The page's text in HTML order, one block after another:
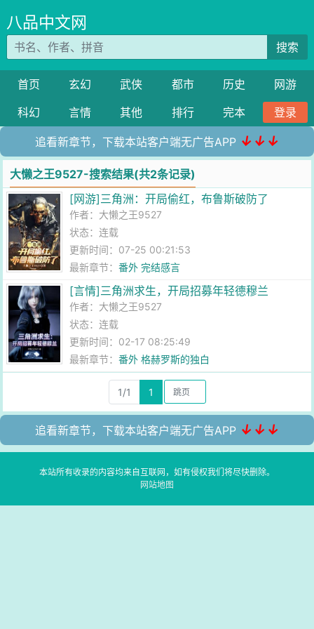
八品中文网
搜索
首页 玄幻 武侠 都市 历史
网游
科幻
言情 其他 排行 完本 登录
追看新章节，下载本站客户端无广告APP ↓↓↓
大懒之王9527-搜索结果(共2条记录)
[网游]三角洲：开局偷红，布鲁斯破防了
作者： 大懒之王9527
状态：连载
更新时间：07-25 00:21:53
最新章节：番外 完结感言
[言情]三角洲求生，开局招募年轻德穆兰
作者： 大懒之王9527
状态：连载
更新时间：02-17 08:25:49
最新章节：番外 格赫罗斯的独白
1/1 1
追看新章节，下载本站客户端无广告APP ↓↓↓
本站所有收录的内容均来自互联网，如有侵权我们将尽快删除。
网站地图